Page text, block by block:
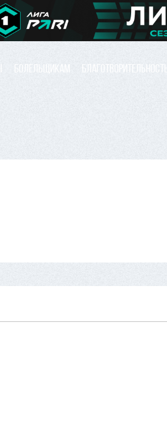
БОЛЕЛЬЩИКАМ БЛАГОТВОРИТЕЛЬНОСТЬ